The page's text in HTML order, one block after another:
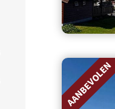
AANBEVOLEN